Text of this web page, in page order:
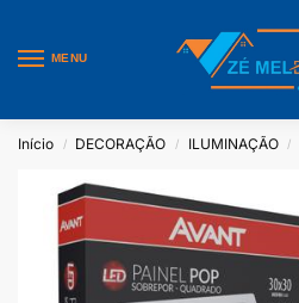
MENU
Início / DECORAÇÃO / ILUMINAÇÃO /